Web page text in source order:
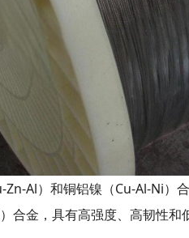
Al）和铜铝镍（Cu-Al-Ni）
合金，具有高强度、高韧性